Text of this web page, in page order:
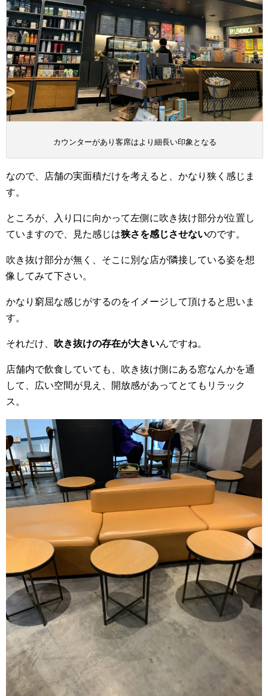
カウンターがあり客席はより細長い印象となる
なので、店舗の実面積だけを考えると、かなり狭く感じま
す。
ところが、入り口に向かって左側に吹き抜け部分が位置し
ていますので、見た感じは狭さを感じさせないのです。
吹き抜け部分が無く、そこに別な店が隣接している姿を想
像してみて下さい。
かなり窮屈な感じがするのをイメージして頂けると思いま
す。
それだけ、 吹き抜けの存在が大きいんですね。
店舗内で飲食していても、吹き抜け側にある窓なんかを通
して、広い空間が見え、開放感があってとてもリラック
ス。